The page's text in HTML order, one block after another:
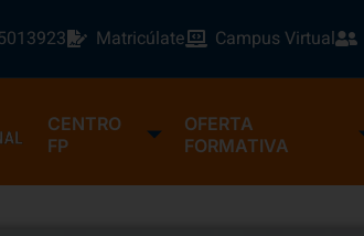
Matricúlate Campus Virtual
CENTRO
FP
OFERTA
FORMATIVA